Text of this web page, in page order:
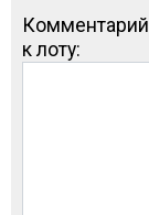
Комментарий
к лоту: